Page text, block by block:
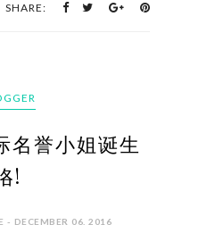
Safwan (Kougoro Mouri)
(Moon) 2nd Runner-up
-Tam Kong Leng
-Zomic (Lau) -
Henry Sanson) -
和 Yayasan Chow Kit 在